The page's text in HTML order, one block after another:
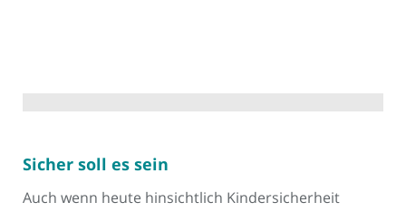
Sicher soll es sein
Auch wenn heute hinsichtlich Kindersicherheit